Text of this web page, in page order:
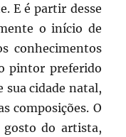
E é partir desse
o início de
conhecimentos
pintor preferido
sua cidade natal,
composições. O
gosto do artista,